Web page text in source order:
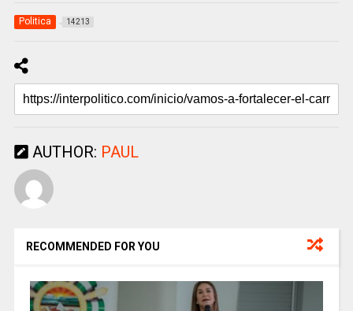
Politica 14213
AUTHOR: PAUL
RECOMMENDED FOR YOU